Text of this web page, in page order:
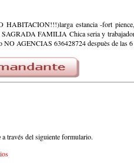
estancia -fort
FAMILIA Chica seria y
NO AGENCIAS 636428724 despuès de las
a través del siguiente formulario.